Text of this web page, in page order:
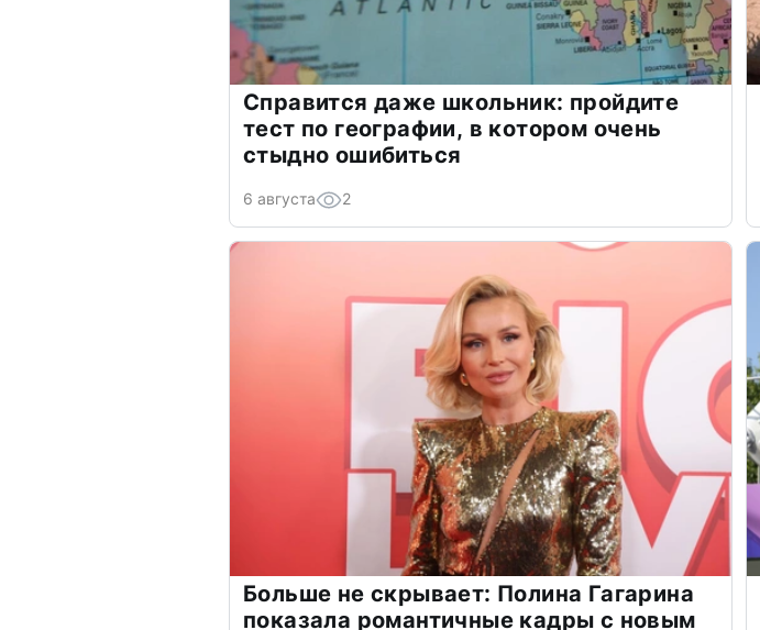
Справится даже школьник: пройдите
тест по географии, в котором очень
стыдно ошибиться
6 августа 2
Больше не скрывает: Полина Гагарина
показала романтичные кадры с новым